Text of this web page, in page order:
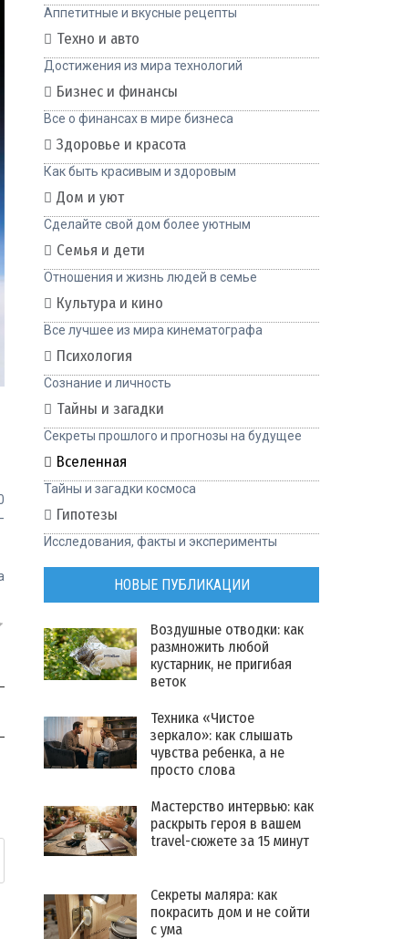
Аппетитные и вкусные рецепты
Техно и авто
Достижения из мира технологий
Бизнес и финансы
Все о финансах в мире бизнеса
Здоровье и красота
Как быть красивым и здоровым
Дом и уют
Сделайте свой дом более уютным
Семья и дети
Отношения и жизнь людей в семье
Культура и кино
Все лучшее из мира кинематографа
Психология
Сознание и личность
Тайны и загадки
Секреты прошлого и прогнозы на будущее
Вселенная
Тайны и загадки космоса
Гипотезы
Исследования, факты и эксперименты
НОВЫЕ ПУБЛИКАЦИИ
Воздушные отводки: как
размножить любой
кустарник, не пригибая
веток
Техника «Чистое
зеркало»: как слышать
чувства ребенка, а не
просто слова
Мастерство интервью: как
раскрыть героя в вашем
travel-сюжете за 15 минут
Секреты маляра: как
покрасить дом и не сойти
с ума